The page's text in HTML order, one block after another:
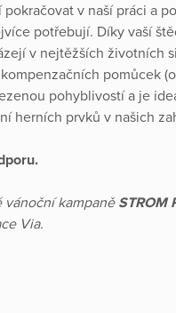
v naší práci a
potřebují. Díky vaší
v nejtěžších životních
pomůcek
pohyblivostí a je
herních prvků v našich
vánoční kampaně STROM
Via.